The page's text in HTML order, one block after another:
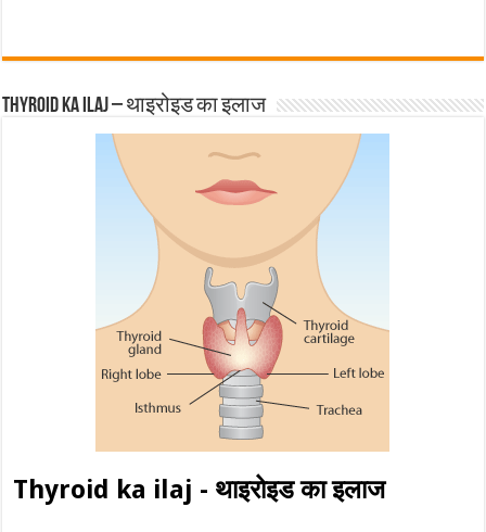
Thyroid ka ilaj – थाइरोइड का इलाज
Thyroid ka ilaj - थाइरोइड का इलाज